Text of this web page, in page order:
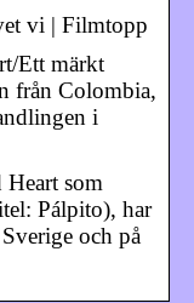
vi | Filmtopp
Ett märkt
från Colombia,
i
som
Pálpito), har
och på